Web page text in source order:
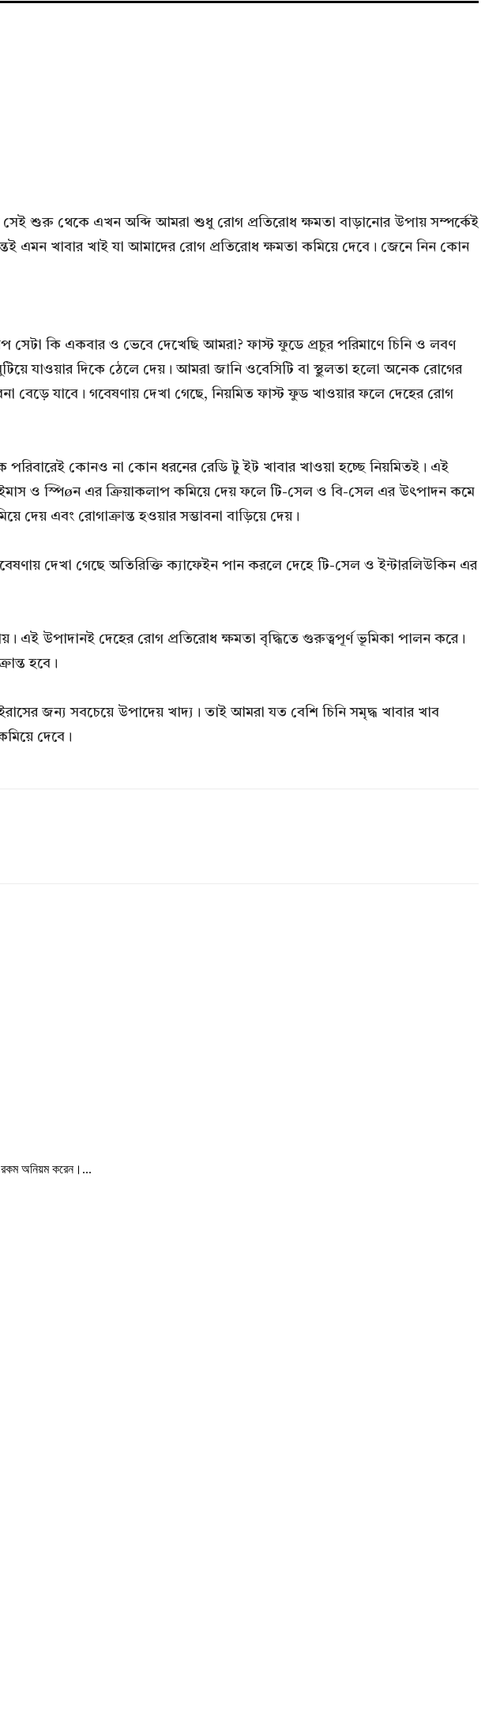
সেই শুরু থেকে এখন অব্দি আমরা শুধু রোগ প্রতিরোধ ক্ষমতা বাড়ানোর উপায় সম্পর্কেই
এমন খাবার খাই যা আমাদের রোগ প্রতিরোধ ক্ষমতা কমিয়ে দেবে। জেনে নিন কোন
কি একবার ও ভেবে দেখেছি আমরা? ফাস্ট ফুডে প্রচুর পরিমাণে চিনি ও লবণ
যাওয়ার দিকে ঠেলে দেয়। আমরা জানি ওবেসিটি বা স্থুলতা হলো অনেক রোগের
বেড়ে যাবে। গবেষণায় দেখা গেছে, নিয়মিত ফাস্ট ফুড খাওয়ার ফলে দেহের রোগ
পরিবারেই কোনও না কোন ধরনের রেডি টু ইট খাবার খাওয়া হচ্ছে নিয়মিতই। এই
ও স্পিøন এর ক্রিয়াকলাপ কমিয়ে দেয় ফলে টি-সেল ও বি-সেল এর উৎপাদন কমে
এবং রোগাক্রান্ত হওয়ার সম্ভাবনা বাড়িয়ে দেয়।
দেখা গেছে অতিরিক্তি ক্যাফেইন পান করলে দেহে টি-সেল ও ইন্টারলিউকিন এর
এই উপাদানই দেহের রোগ প্রতিরোধ ক্ষমতা বৃদ্ধিতে গুরুত্বপূর্ণ ভূমিকা পালন করে।
হবে।
জন্য সবচেয়ে উপাদেয় খাদ্য। তাই আমরা যত বেশি চিনি সমৃদ্ধ খাবার খাব
দেবে।
রকম অনিয়ম করেন।...